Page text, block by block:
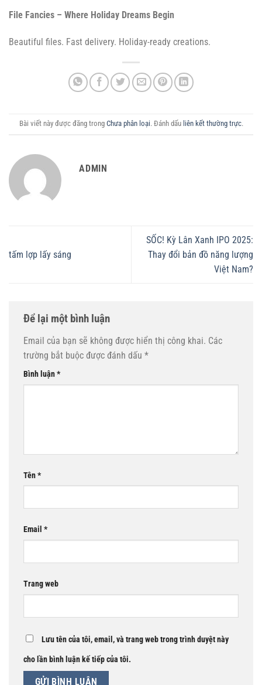
File Fancies – Where Holiday Dreams Begin
Beautiful files. Fast delivery. Holiday-ready creations.
Bài viết này được đăng trong Chưa phân loại. Đánh dấu liên kết thường trực.
ADMIN
tấm lợp lấy sáng
SỐC! Kỳ Lân Xanh IPO 2025:
Thay đổi bản đồ năng lượng
Việt Nam?
Để lại một bình luận
Email của bạn sẽ không được hiển thị công khai. Các
trường bắt buộc được đánh dấu *
Bình luận*
Tên*
Email *
Trang web
Lưu tên của tôi, email, và trang web trong trình duyệt này
cho lần bình luận kế tiếp của tôi.